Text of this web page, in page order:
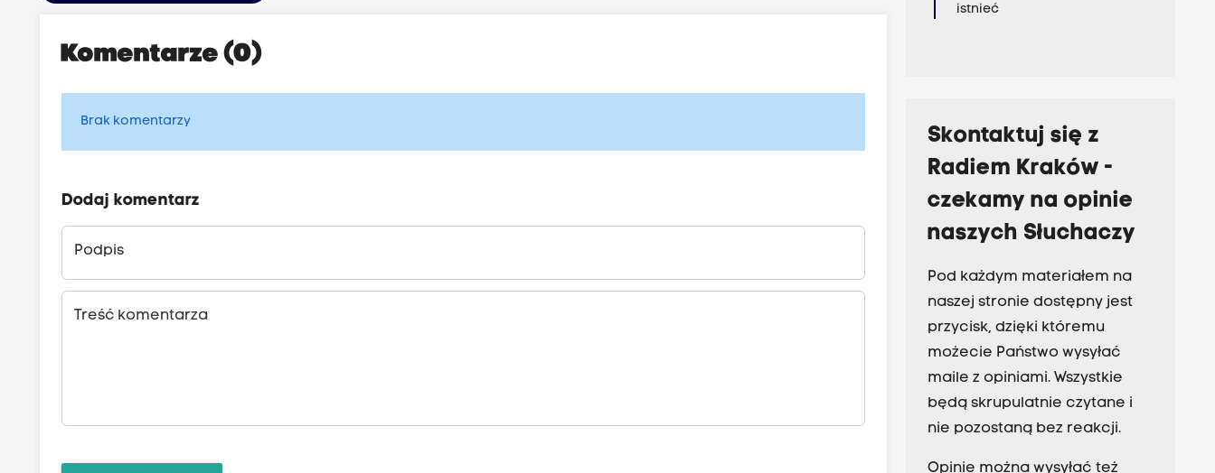
Komentarze (0)
Brak komentarzy
Dodaj komentarz
Podpis
Treść komentarza
istnieć
Skontaktuj się z
Radiem Kraków -
czekamy na opinie
naszych Słuchaczy
Pod każdym materiałem na
naszej stronie dostępny jest
przycisk, dzięki któremu
możecie Państwo wysyłać
maile z opiniami. Wszystkie
będą skrupulatnie czytane i
nie pozostaną bez reakcji.
Opinie można wysyłać też